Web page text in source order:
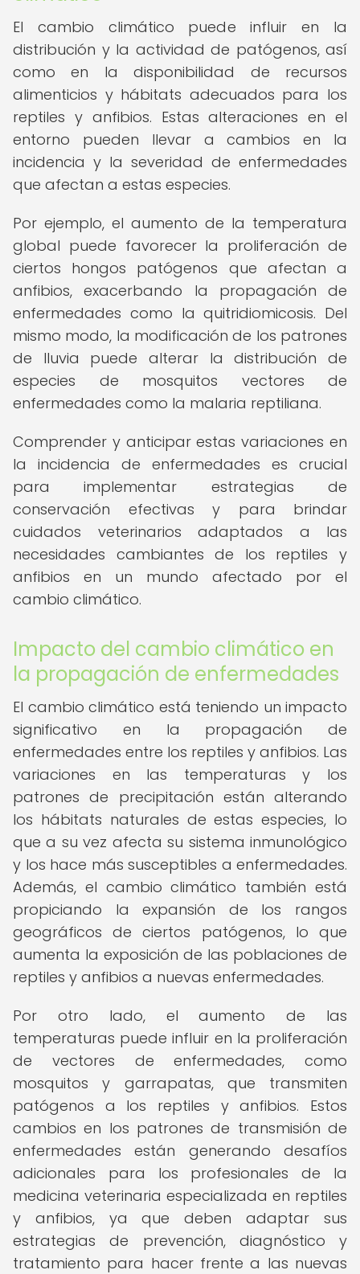
El cambio climático puede influir en la
distribución y la actividad de patógenos, así
como en la disponibilidad de recursos
alimenticios y hábitats adecuados para los
reptiles y anfibios. Estas alteraciones en el
entorno pueden llevar a cambios en la
incidencia y la severidad de enfermedades
que afectan a estas especies.
Por ejemplo, el aumento de la temperatura
global puede favorecer la proliferación de
ciertos hongos patógenos que afectan a
anfibios, exacerbando la propagación de
enfermedades como la quitridiomicosis. Del
mismo modo, la modificación de los patrones
de lluvia puede alterar la distribución de
especies de mosquitos vectores de
enfermedades como la malaria reptiliana.
Comprender y anticipar estas variaciones en
la incidencia de enfermedades es crucial
para implementar estrategias de
conservación efectivas y para brindar
cuidados veterinarios adaptados a las
necesidades cambiantes de los reptiles y
anfibios en un mundo afectado por el
cambio climático.
Impacto del cambio climático en
la propagación de enfermedades
El cambio climático está teniendo un impacto
significativo en la propagación de
enfermedades entre los reptiles y anfibios. Las
variaciones en las temperaturas y los
patrones de precipitación están alterando
los hábitats naturales de estas especies, lo
que a su vez afecta su sistema inmunológico
y los hace más susceptibles a enfermedades.
Además, el cambio climático también está
propiciando la expansión de los rangos
geográficos de ciertos patógenos, lo que
aumenta la exposición de las poblaciones de
reptiles y anfibios a nuevas enfermedades.
Por otro lado, el aumento de las
temperaturas puede influir en la proliferación
de vectores de enfermedades, como
mosquitos y garrapatas, que transmiten
patógenos a los reptiles y anfibios. Estos
cambios en los patrones de transmisión de
enfermedades están generando desafíos
adicionales para los profesionales de la
medicina veterinaria especializada en reptiles
y anfibios, ya que deben adaptar sus
estrategias de prevención, diagnóstico y
tratamiento para hacer frente a las nuevas